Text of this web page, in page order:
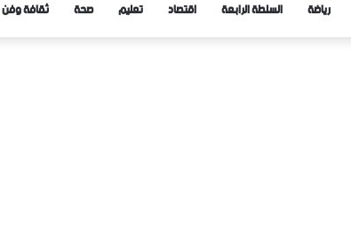
رياضة السلطة الرابعة اقتصاد تعليم صحة ثقافة وفن